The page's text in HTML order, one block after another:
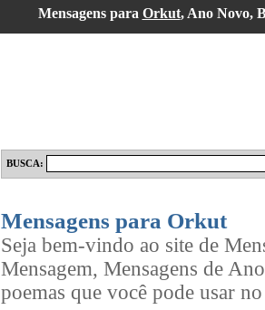
Mensagens para Orkut, Ano Novo,
BUSCA:
Mensagens para Orkut
Seja bem-vindo ao site de
Mensagem, Mensagens de
poemas que você pode usar